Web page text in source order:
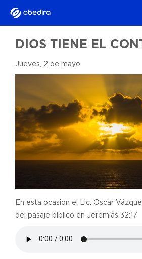
DIOS TIENE EL
Jueves, 2 de mayo
En esta ocasión el Lic. Oscar
del pasaje bíblico en Jeremías 32:17